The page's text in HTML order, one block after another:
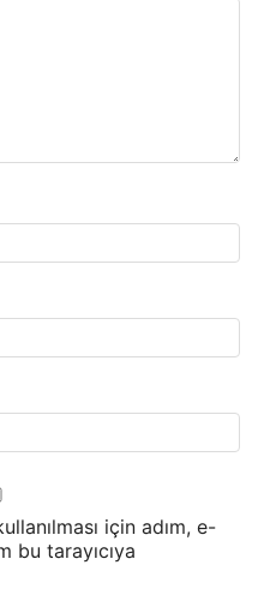
için adım, e-
bu tarayıcıya